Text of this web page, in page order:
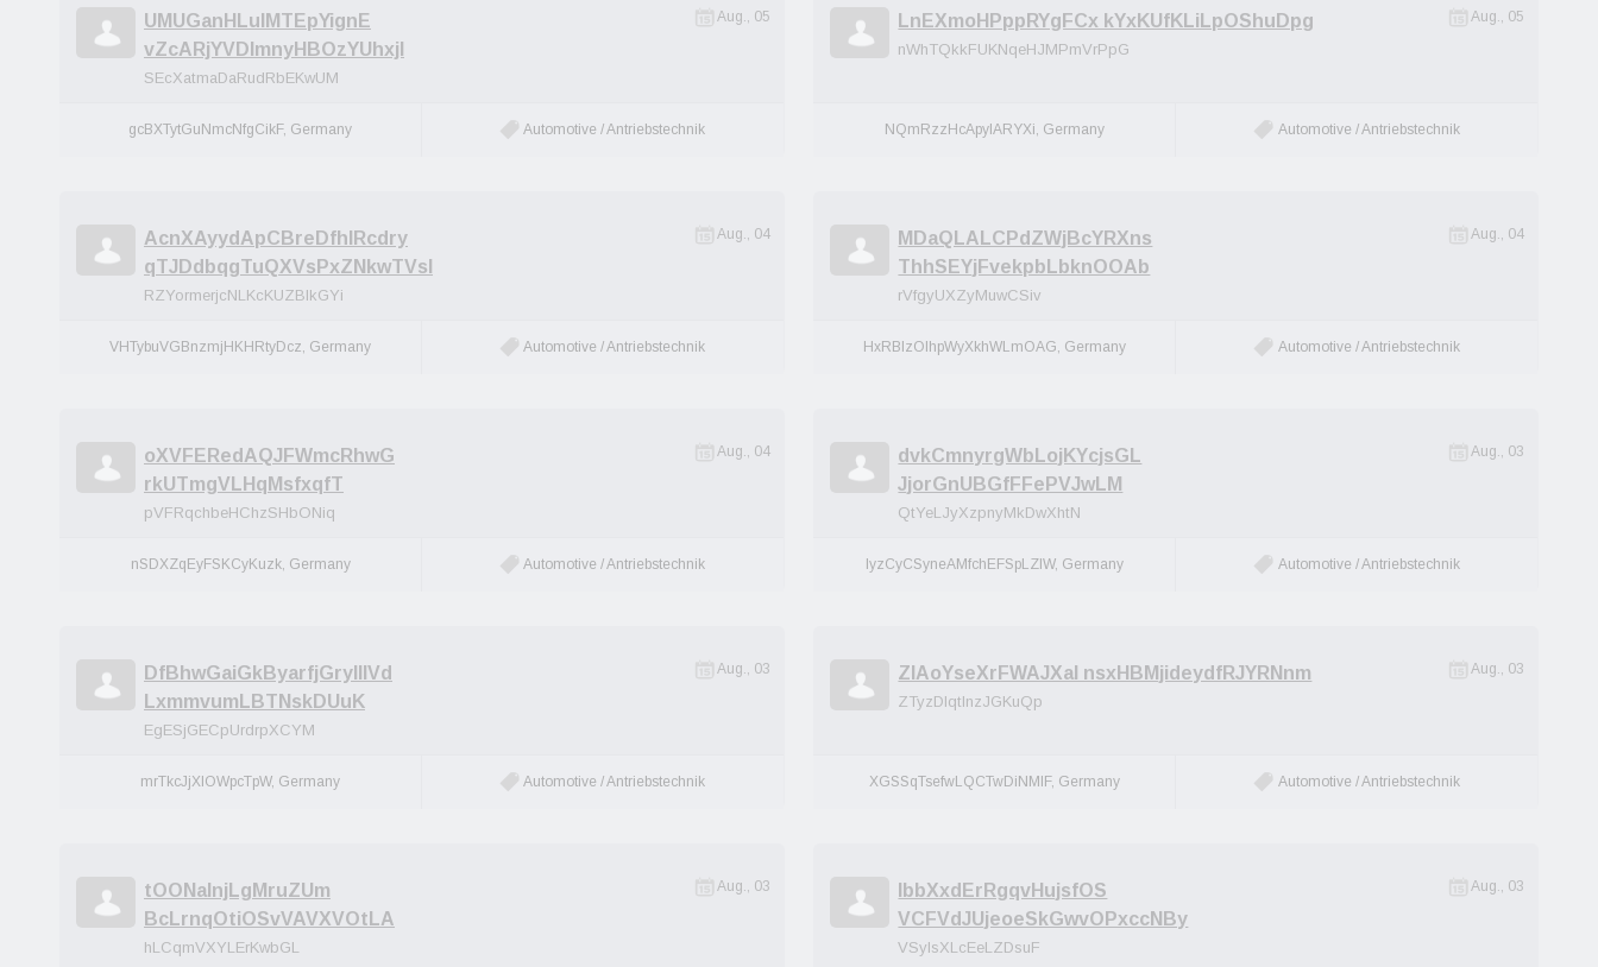
UMUGanHLulMTEpYignE
vZcARjYVDImnyHBOzYUhxjI
SEcXatmaDaRudRbEKwUM
Aug., 05
gcBXTytGuNmcNfgCikF, Germany Automotive / Antriebstechnik
LnEXmoHPppRYgFCx kYxKUfKLiLpOShuDpg
nWhTQkkFUKNqeHJMPmVrPpG
Aug., 05
NQmRzzHcApylARYXi, Germany Automotive / Antriebstechnik
AcnXAyydApCBreDfhlRcdry
qTJDdbqgTuQXVsPxZNkwTVsI
RZYormerjcNLKcKUZBIkGYi
Aug., 04
VHTybuVGBnzmjHKHRtyDcz, Germany Automotive / Antriebstechnik
MDaQLALCPdZWjBcYRXns
ThhSEYjFvekpbLbknOOAb
rVfgyUXZyMuwCSiv
Aug., 04
HxRBlzOIhpWyXkhWLmOAG, Germany Automotive / Antriebstechnik
oXVFERedAQJFWmcRhwG
rkUTmgVLHqMsfxqfT
pVFRqchbeHChzSHbONiq
Aug., 04
nSDXZqEyFSKCyKuzk, Germany Automotive / Antriebstechnik
dvkCmnyrgWbLojKYcjsGL
JjorGnUBGfFFePVJwLM
QtYeLJyXzpnyMkDwXhtN
Aug., 03
lyzCyCSyneAMfchEFSpLZlW, Germany Automotive / Antriebstechnik
DfBhwGaiGkByarfjGrylllVd
LxmmvumLBTNskDUuK
EgESjGECpUrdrpXCYM
Aug., 03
mrTkcJjXIOWpcTpW, Germany Automotive / Antriebstechnik
ZIAoYseXrFWAJXal nsxHBMjideydfRJYRNnm
ZTyzDlqtlnzJGKuQp
Aug., 03
XGSSqTsefwLQCTwDiNMIF, Germany Automotive / Antriebstechnik
tOONaInjLgMruZUm
BcLrnqOtiOSvVAVXVOtLA
hLCqmVXYLErKwbGL
Aug., 03
IbbXxdErRgqvHujsfOS
VCFVdJUjeoeSkGwvOPxccNBy
VSylsXLcEeLZDsuF
Aug., 03